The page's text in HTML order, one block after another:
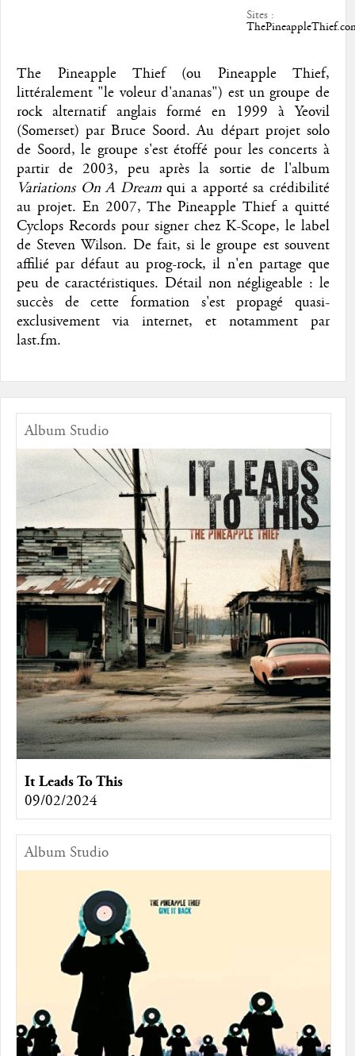
Sites :
The Pineapple Thief (ou Pineapple Thief,
littéralement "le voleur d'ananas") est un groupe de
rock alternatif anglais formé en 1999 à Yeovil
(Somerset) par Bruce Soord. Au départ projet solo
de Soord, le groupe s'est étoffé pour les concerts à
partir de 2003, peu après la sortie de l'album
Variations On A Dreamqui a apporté sa crédibilité
au projet. En 2007, The Pineapple Thief a quitté
Cyclops Records pour signer chez K-Scope, le label
de Steven Wilson. De fait, si le groupe est souvent
affilié par défaut au prog-rock, il n'en partage que
peu de caractéristiques. Détail non négligeable : le
succès de cette formation s'est propagé quasi-
exclusivement via internet, et notamment par
last.fm.
Album Studio
It Leads To This
09/02/2024
Album Studio